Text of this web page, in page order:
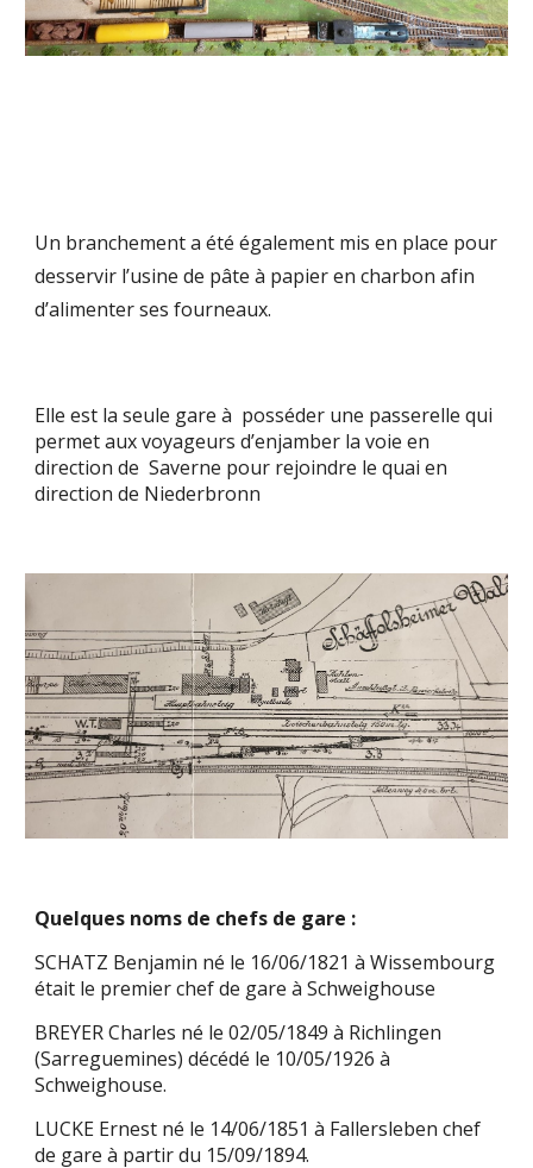
Un branchement a été également mis en place pour
desservir l’usine de pâte à papier en charbon afin
d’alimenter ses fourneaux.
Elle est la seule gare à posséder une passerelle qui
permet aux voyageurs d’enjamber la voie en
direction de Saverne pour rejoindre le quai en
direction de Niederbronn
Quelques noms de chefs de gare :
SCHATZ Benjamin né le 16/06/1821 à Wissembourg
était le premier chef de gare à Schweighouse
BREYER Charles né le 02/05/1849 à Richlingen
(Sarreguemines) décédé le 10/05/1926 à
Schweighouse.
LUCKE Ernest né le 14/06/1851 à Fallersleben chef
de gare à partir du 15/09/1894.